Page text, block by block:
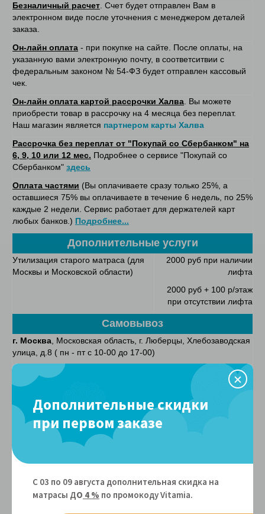
Безналичный расчет . Счет будет отправлен Вам в
электронном виде после уточнения с менеджером деталей
заказа.
Он-лайн оплата - при покупке на сайте. После оплаты, на
указанную вами электронную почту, в соответситвии с
федеральным законом № 54-ФЗ будет отправлен кассовый
чек.
Он-лайн оплата картой рассрочки Халва . Вы можете
приобрести товар в рассрочку на 4 месяца без переплат.
Наш магазин является партнером карты Халва
Рассрочка без переплат от "Покупай со Сбербанком" на
6, 9, 10 или 12 мес. Подробнее о сервисе "Покупай со
Сбербанком" здесь
Оплата частями (Вы оплачиваете сразу только 25%, а
оставшиеся 75% вы оплачиваете в течение 6 недель, по 25%
каждые 2 недели. Сервис работает для держателей карт
любых банков.) Подробнее...
Дополнительные услуги
Утилизация старого матраса (для
Москвы и Московской области)
2000 руб при наличии
лифта
2000 руб + 100 р/этаж
при отсутствии лифта
Самовывоз
г. Москва , Московская область, г. Люберцы, Хлебозаводская
улица, д.8 ( пн - пт с 10-00 до 17-00)
г. Санкт-Петербург
, Колпинский район, пос. Сапёрный,
Петрозаводское шоссе, д.61
г. Краснодар, Звездный пер, д. 35А
из других городов России- уточняйте у оператора
Ниже, в таблице приведены города и стоимость доставки до
Дополнительные скидки
при первом заказе
С 03 по 09 августа дополнительная скидка на
матрасы ДО 4 % по промокоду Vitamiа.